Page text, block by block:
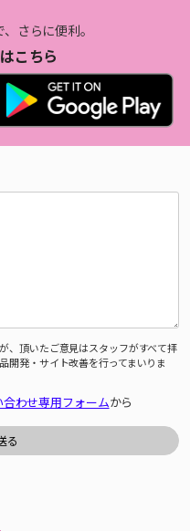
さらに便利。
こちら
、頂いたご意見はスタッフがすべて拝
開発・サイト改善を行ってまいりま
合わせ専用フォームから